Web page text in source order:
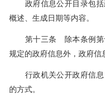
政府信息公开目录包括
概述、生成日期等内容。
第十三条 除本条例第
规定的政府信息外，政府信
行政机关公开政府信息
的方式。